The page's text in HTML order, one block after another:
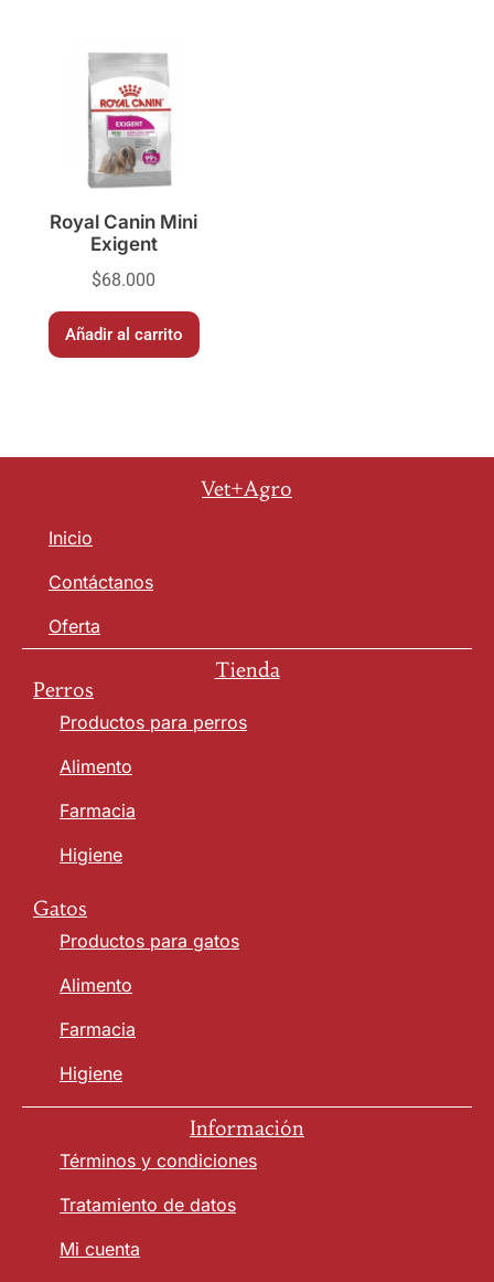
Royal Canin Mini
Exigent
$68.000
Añadir al carrito
Vet+Agro
Inicio
Contáctanos
Oferta
Tienda
Perros
Productos para perros
Alimento
Farmacia
Higiene
Gatos
Productos para gatos
Alimento
Farmacia
Higiene
Información
Términos y condiciones
Tratamiento de datos
Mi cuenta